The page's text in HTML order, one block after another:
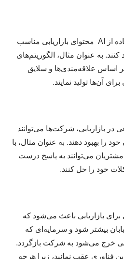
شرکت‌ها می‌توانند با استفاده از AI محتوای بازاریابی مناسب
به عنوان مثال، الگوریتم‌های
اساس علاقه‌مندی‌ها و سلایق
آن‌ها تولید نمایند.
در بازاریابی، شرکت‌ها می‌توانند
را بهبود دهند. به عنوان مثال، با
می‌توانند به پاسخ درست
خود را حل کنند.
بازاریابی باعث می‌شود که
بیشتر شود و سرمایه‌ای که
خرج می‌شود به شرکت بازگردد.
فناوری عقب نمانید، زیرا هرچه